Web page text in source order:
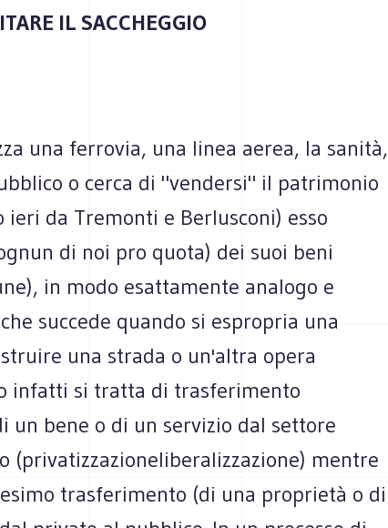
IL SACCHEGGIO
una ferrovia, una linea aerea, la sanità,
o cerca di "vendersi" il patrimonio
da Tremonti e Berlusconi) esso
di noi pro quota) dei suoi beni
in modo esattamente analogo e
succede quando si espropria una
una strada o un'altra opera
infatti si tratta di trasferimento
un bene o di un servizio dal settore
(privatizzazioneliberalizzazione) mentre
trasferimento (di una proprietà o di